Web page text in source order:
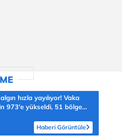
hızla yayılıyor! Vaka
973'e yükseldi, 51 bölge
Haberi Görüntüle